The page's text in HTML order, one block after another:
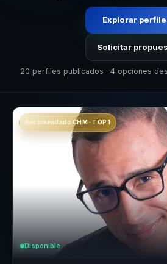
Explorar
Solicitar
20 perfiles publicados · 4 opciones
Recomendado CHM · TOP 1
Disponible